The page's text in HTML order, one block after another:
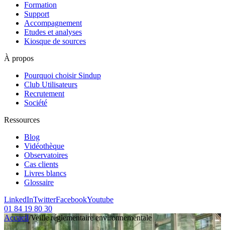
Formation
Support
Accompagnement
Etudes et analyses
Kiosque de sources
À propos
Pourquoi choisir Sindup
Club Utilisateurs
Recrutement
Société
Ressources
Blog
Vidéothèque
Observatoires
Cas clients
Livres blancs
Glossaire
LinkedInTwitterFacebookYoutube
01 84 19 80 30
Accueil/Veille réglementaire environnementale